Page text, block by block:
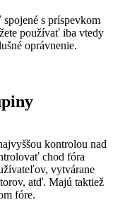
s príspevkom
používať iba vtedy
oprávnenie.
kontrolou nad
chod fóra
vytvárane
atď. Majú taktiež
fóre.